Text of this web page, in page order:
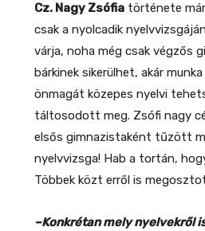
Cz. Nagy Zsófia története
csak a nyolcadik
várja, noha még csak végzős
bárkinek sikerülhet, akár
önmagát közepes nyelvi
táltosodott meg. Zsófi nagy
elsős gimnazistaként tűzött
nyelvvizsga! Hab a tortán,
Többek közt erről is
–Konkrétan mely nyelvekről